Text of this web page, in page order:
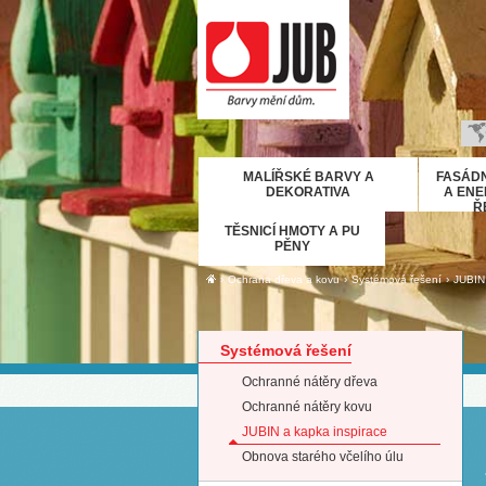
MALÍŘSKÉ BARVY A
DEKORATIVA
A
TĚSNICÍ HMOTY A PU
PĚNY
› Ochrana dřeva a kovu › Systémová řešení ›
Systémová řešení
Ochranné nátěry dřeva
Ochranné nátěry kovu
JUBIN a kapka inspirace
Obnova starého včelího úlu